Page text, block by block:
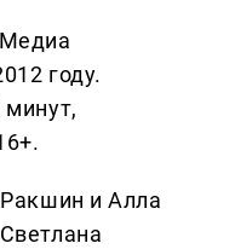
году.
и Алла